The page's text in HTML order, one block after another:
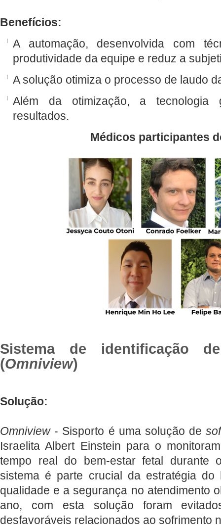
Benefícios:
A automação, desenvolvida com
produtividade da equipe e reduz a
A solução otimiza o processo de laudo
Além da otimização, a tecnologia
resultados.
Médicos participantes
Sistema de identificação
(Omniview)
Solução:
Omniview - Sisporto é uma solução de
Israelita Albert Einstein para o
tempo real do bem-estar fetal durante
sistema é parte crucial da estratégia do
qualidade e a segurança no atendimento
ano, com esta solução foram
desfavoráveis relacionados ao sofrimento